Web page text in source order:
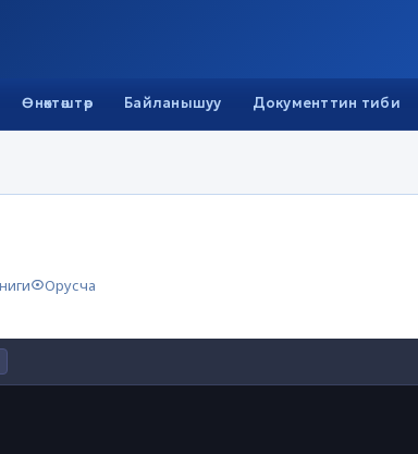
Өнөктөштөр Байланышуу Документтин тиби
Орусча